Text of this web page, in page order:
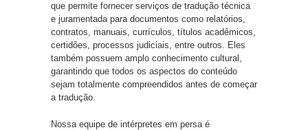
que permite fornecer serviços de tradução técnica
e juramentada para documentos como relatórios,
contratos, manuais, currículos, títulos acadêmicos,
certidões, processos judiciais, entre outros. Eles
também possuem amplo conhecimento cultural,
garantindo que todos os aspectos do conteúdo
sejam totalmente compreendidos antes de começar
a tradução.
Nossa equipe de intérpretes em persa é